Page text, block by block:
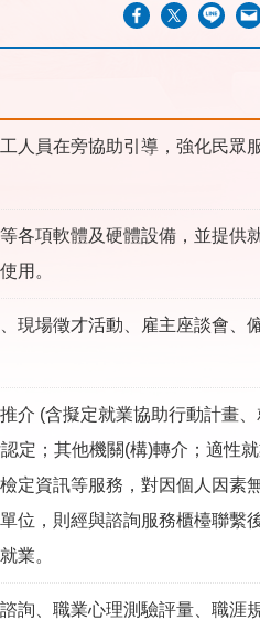
人員在旁協助引導，強化民眾
各項軟體及硬體設備，並提供
用。
現場徵才活動、雇主座談會、
介 (含擬定就業協助行動計畫、
定；其他機關(構)轉介；適性
定資訊等服務，對因個人因素
位，則經與諮詢服務櫃檯聯繫
業。
詢、職業心理測驗評量、職涯